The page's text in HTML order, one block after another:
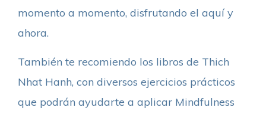
momento a momento, disfrutando el aquí y
ahora.
También te recomiendo los libros de Thich
Nhat Hanh, con diversos ejercicios prácticos
que podrán ayudarte a aplicar Mindfulness